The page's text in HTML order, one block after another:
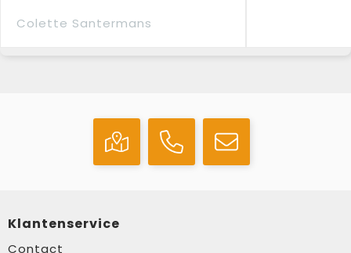
Colette Santermans
Klantenservice
Contact